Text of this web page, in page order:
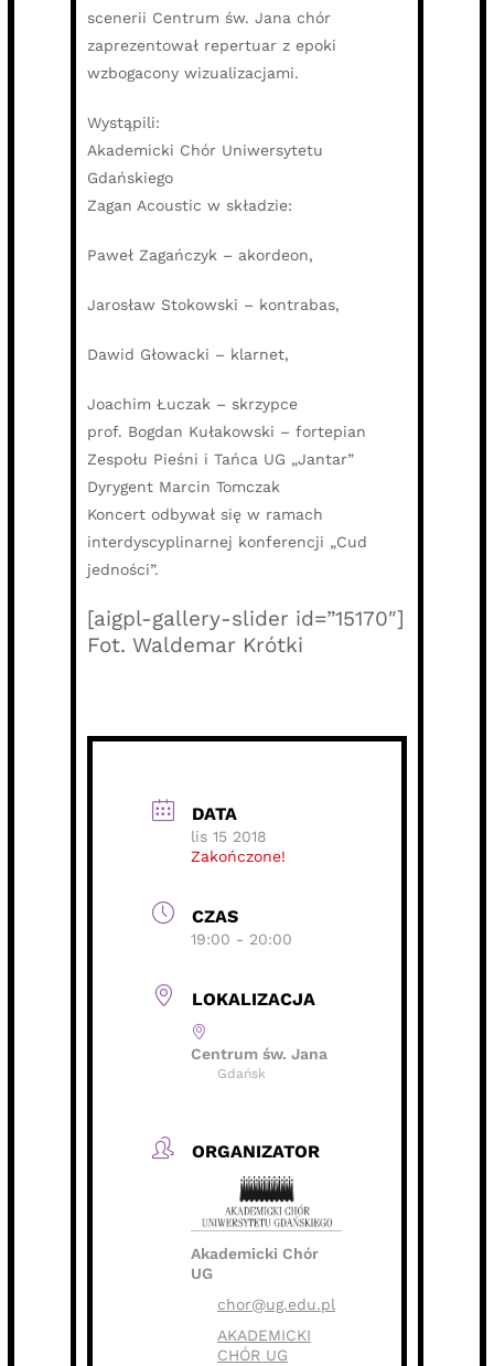
scenerii Centrum św. Jana chór
zaprezentował repertuar z epoki
wzbogacony wizualizacjami.
Wystąpili:
Akademicki Chór Uniwersytetu
Gdańskiego
Zagan Acoustic w składzie:
Paweł Zagańczyk – akordeon,
Jarosław Stokowski – kontrabas,
Dawid Głowacki – klarnet,
Joachim Łuczak – skrzypce
prof. Bogdan Kułakowski – fortepian
Zespołu Pieśni i Tańca UG „Jantar”
Dyrygent Marcin Tomczak
Koncert odbywał się w ramach
interdyscyplinarnej konferencji „Cud
jedności”.
[aigpl-gallery-slider id=”15170″]
Fot. Waldemar Krótki
DATA
lis 15 2018
Zakończone!
CZAS
19:00 - 20:00
LOKALIZACJA
Centrum św. Jana
Gdańsk
ORGANIZATOR
Akademicki Chór
UG
chor@ug.edu.pl
AKADEMICKI
CHÓR UG